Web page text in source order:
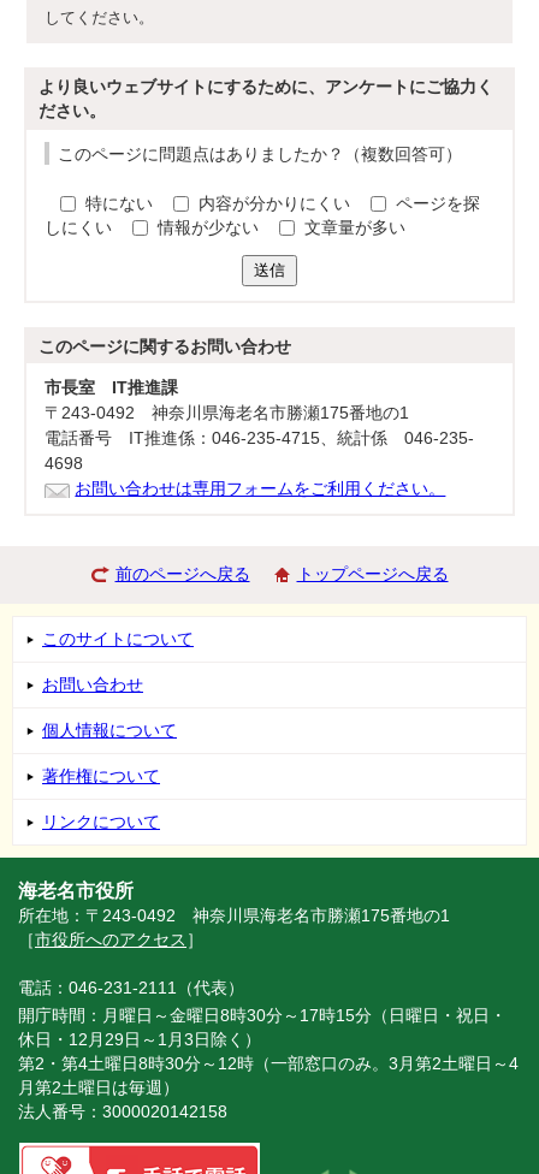
してください。
より良いウェブサイトにするために、アンケートにご協力く
ださい。
このページに問題点はありましたか？（複数回答可）
特にない 内容が分かりにくい
ページを探
しにくい
情報が少ない 文章量が多い
送信
このページに関するお問い合わせ
市長室 IT推進課
〒243-0492 神奈川県海老名市勝瀬175番地の1
電話番号 IT推進係：046-235-4715、統計係 046-235-
4698
お問い合わせは専用フォームをご利用ください。
前のページへ戻る トップページへ戻る
このサイトについて
お問い合わせ
個人情報について
著作権について
リンクについて
海老名市役所
所在地：〒243-0492 神奈川県海老名市勝瀬175番地の1
［市役所へのアクセス ］
電話：046-231-2111（代表）
開庁時間：月曜日～金曜日8時30分～17時15分（日曜日・祝日・
休日・12月29日～1月3日除く）
第2・第4土曜日8時30分～12時（一部窓口のみ。3月第2土曜日～4
月第2土曜日は毎週）
法人番号：3000020142158